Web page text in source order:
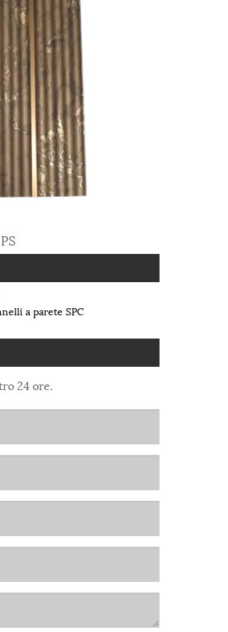
a parete SPC
24 ore.